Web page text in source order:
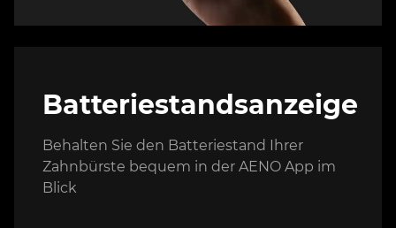
Batteriestandsanzeige
Behalten Sie den Batteriestand Ihrer
Zahnbürste bequem in der AENO App im
Blick